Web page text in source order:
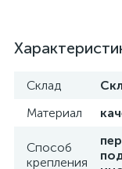
Склад
Материал
Способ
крепления